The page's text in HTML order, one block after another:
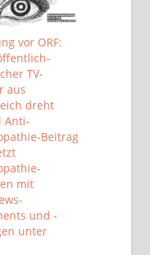
vor ORF:
TV-
aus
dreht
Anti-
Beitrag
mit
und -
unter